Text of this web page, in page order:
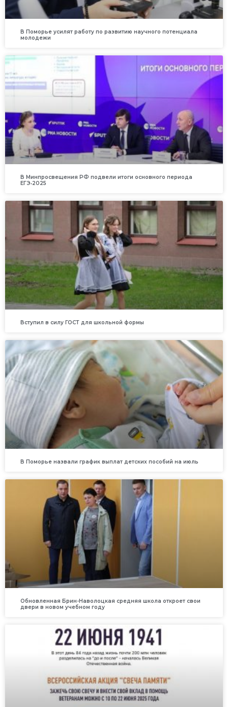
В Поморье усилят работу по развитию научного потенциала
молодежи
В Минпросвещения РФ подвели итоги основного периода
ЕГЭ‑2025
Вступил в силу ГОСТ для школьной формы
В Поморье назвали график выплат детских пособий на июль
Обновленная Брин-Наволоцкая средняя школа откроет свои
двери в новом учебном году